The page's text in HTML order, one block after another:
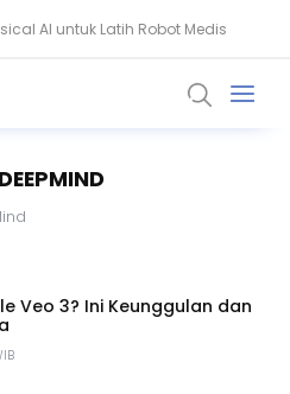
AI untuk Latih Robot Medis
Bangun Infrastruktur AI Raksasa
Veo 3? Ini Keunggulan dan